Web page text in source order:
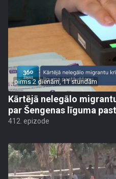
pirms 2 dienām, 11 stundām
Kārtējā nelegālo
par Šengenas līguma
412. epizode